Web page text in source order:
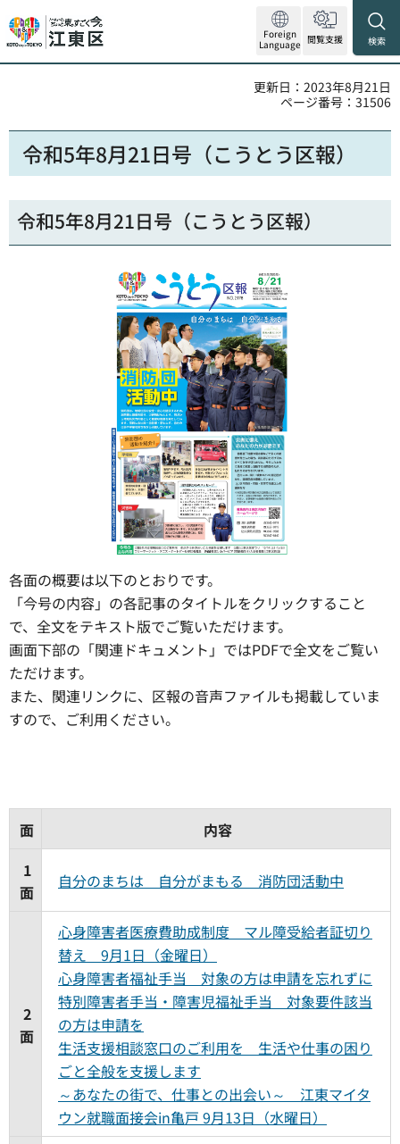
Foreign
Language 閲覧支援 検索
更新日：2023年8月21日
ページ番号：31506
令和5年8月21日号（こうとう区報）
令和5年8月21日号（こうとう区報）
各面の概要は以下のとおりです。
「今号の内容」の各記事のタイトルをクリックすること
で、全文をテキスト版でご覧いただけます。
画面下部の「関連ドキュメント」ではPDFで全文をご覧い
ただけます。
また、関連リンクに、区報の音声ファイルも掲載していま
すので、ご利用ください。
面
内容
1
面
自分のまちは 自分がまもる 消防団活動中
2
面
心身障害者医療費助成制度 マル障受給者証切り
替え 9月1日（金曜日）
心身障害者福祉手当 対象の方は申請を忘れずに
特別障害者手当・障害児福祉手当 対象要件該当
の方は申請を
生活支援相談窓口のご利用を 生活や仕事の困り
ごと全般を支援します
～あなたの街で、仕事との出会い～ 江東マイタ
ウン就職面接会in亀戸 9月13日（水曜日）